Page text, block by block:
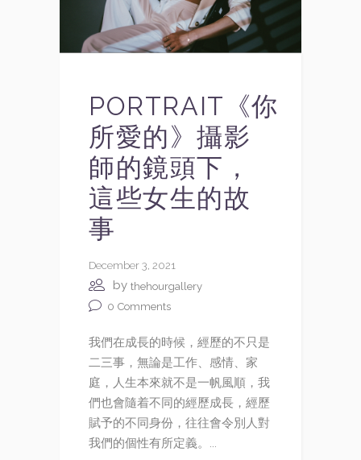
PORTRAIT《你
所愛的》攝影
師的鏡頭下，
這些女生的故
事
December 3, 2021
by thehourgallery
0 Comments
我們在成長的時候，經歷的不只是
二三事，無論是工作、感情、家
庭，人生本來就不是一帆風順，我
們也會隨着不同的經歷成長，經歷
賦予的不同身份，往往會令別人對
我們的個性有所定義。...